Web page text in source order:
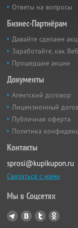
Ответы на вопросы
Бизнес-Партнёрам
Давайте сделаем
Заработайте, как
Прошедшие акции
Документы
Агентский договор
Лицензионный
Публичная оферта
Политика
Контакты
sprosi@kupikupon.ru
Связаться с нами
Мы в Соцсетях